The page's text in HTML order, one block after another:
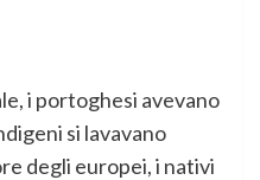
i portoghesi avevano
si lavavano
degli europei, i nativi